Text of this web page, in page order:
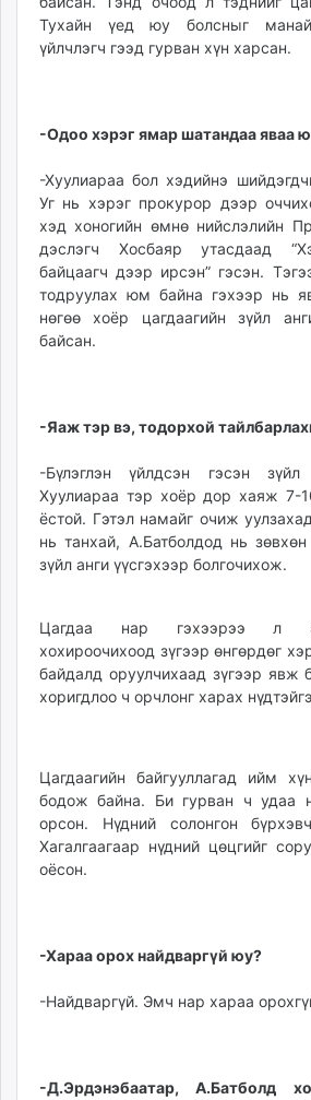
Тухайн үед юу болсныг
үйлчлэгч гээд гурван хүн харсан.
-Одоо хэрэг ямар шатандаа яваа
-Хуулиараа бол хэдийнэ
Уг нь хэрэг прокурор дээр
хэд хоногийн өмнө нийслэлийн
дэслэгч Хосбаяр утасдаад
байцаагч дээр ирсэн” гэсэн.
тодруулах юм байна гэхээр нь
нөгөө хоёр цагдаагийн зүйл
байсан.
-Яаж тэр вэ, тодорхой
-Бүлэглэн үйлдсэн гэсэн зүйл
Хуулиараа тэр хоёр дор хаяж 7-
ёстой. Гэтэл намайг очиж
нь танхай, А.Батболдод нь
зүйл анги үүсгэхээр болгочихож.
Цагдаа нар гэхээрээ л
хохироочихоод зүгээр өнгөрдөг
байдалд оруулчихаад зүгээр явж
хоригдлоо ч орчлонг харах
Цагдаагийн байгууллагад ийм
бодож байна. Би гурван ч удаа
орсон. Нүдний солонгон
Хагалгаагаар нүдний цөцгийг
оёсон.
-Хараа орох найдваргүй юу?
-Найдваргүй. Эмч нар хараа
-Д.Эрдэнэбаатар, А.Батболд